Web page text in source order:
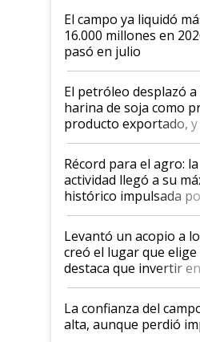
El campo ya liquidó
16.000 millones en
pasó en julio
El petróleo desplazó a
harina de soja como
producto exportado, y
el agro aportó casi
diez dólares y sostuvo
liderazgo en un
récord
Récord para el agro: la
actividad llegó a su
histórico impulsada
cosecha y las
Levantó un acopio a
creó el lugar que elige
destaca que invertir
kirchnerismo era
plata a un hijo para
Juan Félix Rossetti, el
que de una dura crisis
La confianza del
alta, aunque perdió